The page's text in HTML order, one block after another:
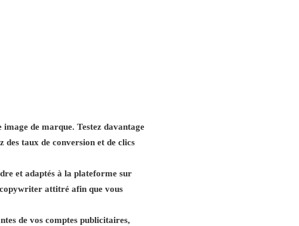
de marque. Testez davantage
des taux de conversion et de clics
et adaptés à la plateforme sur
attitré afin que vous
de vos comptes publicitaires,